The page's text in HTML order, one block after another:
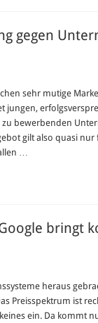
gegen
sehr mutige
jungen,
bewerbenden
gilt also quasi nur
…
bringt
heraus
Preisspektrum ist
ein. Da kommt